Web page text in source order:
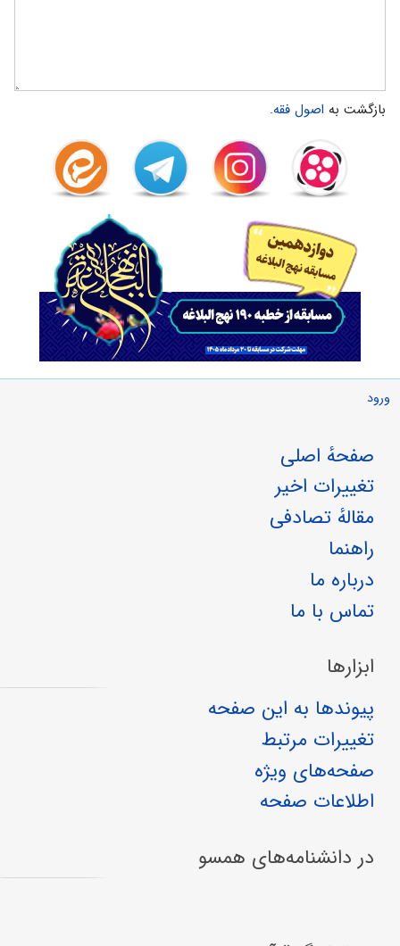
بازگشت به اصول‌ فقه‌.
ورود
صفحهٔ اصلی
تغییرات اخیر
مقالهٔ تصادفی
راهنما
درباره ما
تماس با ما
ابزارها
پیوندها به این صفحه
تغییرات مرتبط
صفحه‌های ویژه
اطلاعات صفحه
در دانشنامه‌های همسو